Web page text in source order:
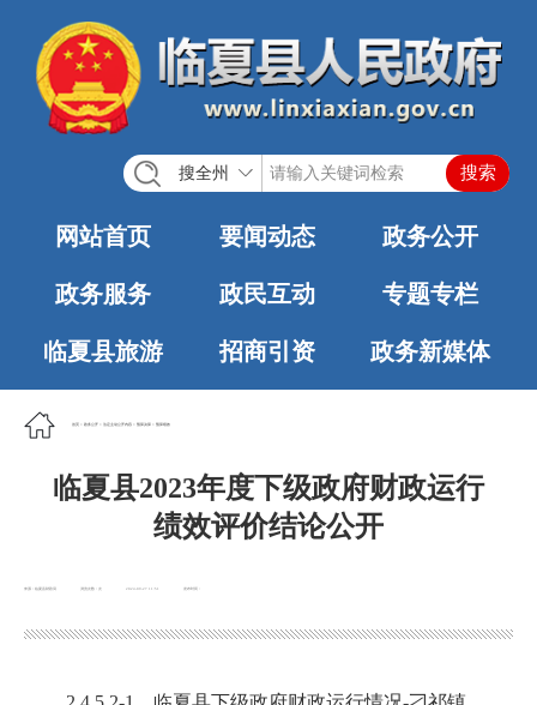
搜全州
网站首页 要闻动态 政务公开
政务服务 政民互动 专题专栏
临夏县旅游 招商引资 政务新媒体
首页 政务公开 法定主动公开内容 预算决算 预算绩效
临夏县2023年度下级政府财政运行
绩效评价结论公开
来源：临夏县财政局 浏览次数： 发布时间：
2024-09-27 11:51